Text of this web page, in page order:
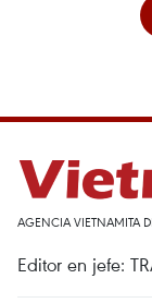
AGENCIA VIETNAMITA
Editor en jefe: